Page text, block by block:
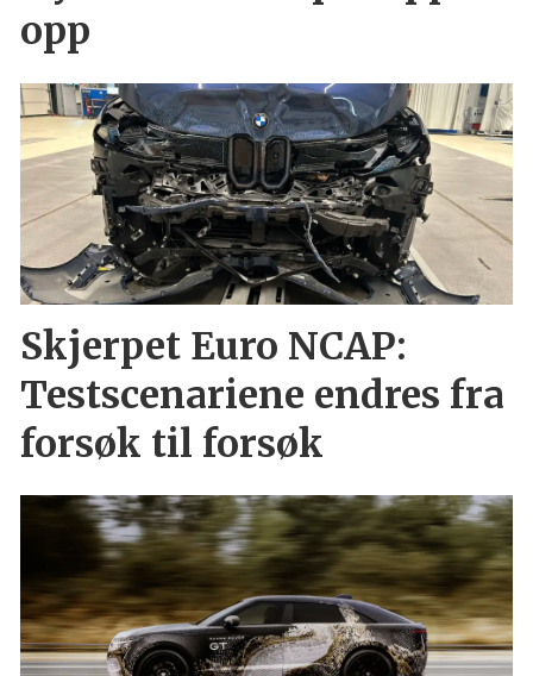
opp
Skjerpet Euro NCAP:
Testscenariene endres fra
forsøk til forsøk